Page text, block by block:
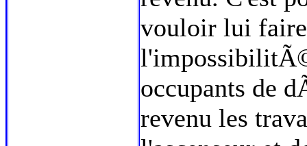
vouloir lui
occupants de
revenu les